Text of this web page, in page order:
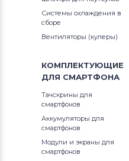
Системы охлаждения в
сборе
Вентиляторы (кулеры)
КОМПЛЕКТУЮЩИЕ
ДЛЯ СМАРТФОНА
Тачскрины для
смартфонов
Аккумуляторы для
смартфонов
Модули и экраны для
смартфонов